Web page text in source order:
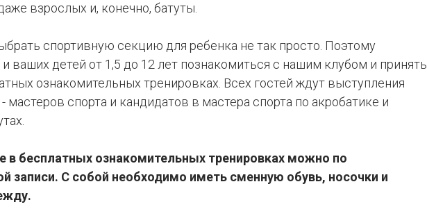
взрослых и, конечно, батуты.
спортивную секцию для ребенка не так просто. Поэтому
ваших детей от 1,5 до 12 лет познакомиться с нашим клубом и принять
ознакомительных тренировках. Всех гостей ждут выступления
мастеров спорта и кандидатов в мастера спорта по акробатике и
в бесплатных ознакомительных тренировках можно по
записи. С собой необходимо иметь сменную обувь, носочки и